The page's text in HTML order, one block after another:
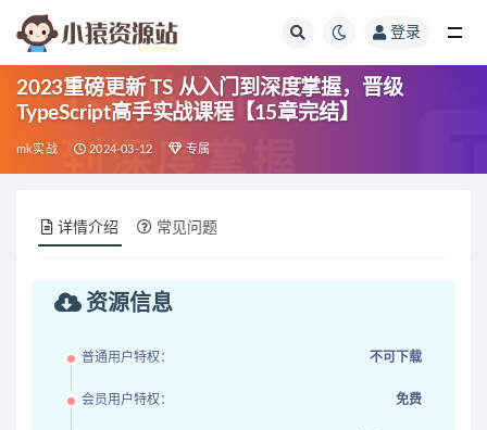
登录
2023重磅更新 TS 从入门到深度掌握，晋级
TypeScript高手实战课程【15章完结】
mk实战 2024-03-12 专属
详情介绍 常见问题
资源信息
普通用户特权： 不可下载
会员用户特权： 免费